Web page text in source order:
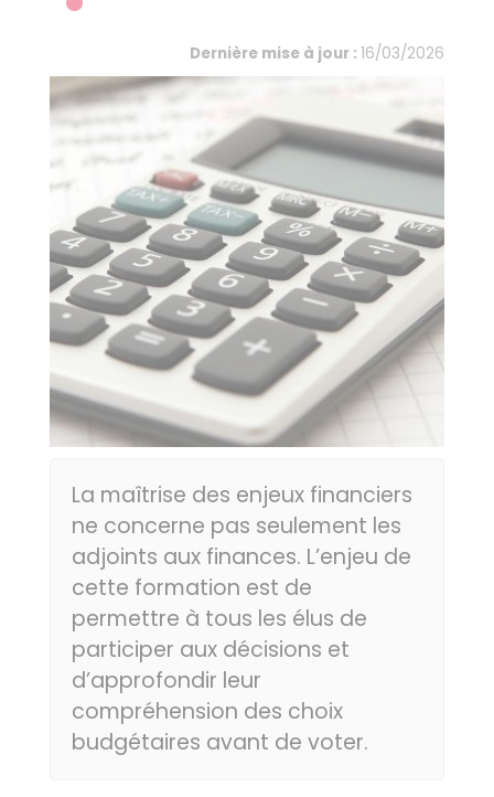
Dernière mise à jour : 16/03/2026
La maîtrise des enjeux financiers
ne concerne pas seulement les
adjoints aux finances. L’enjeu de
cette formation est de
permettre à tous les élus de
participer aux décisions et
d’approfondir leur
compréhension des choix
budgétaires avant de voter.